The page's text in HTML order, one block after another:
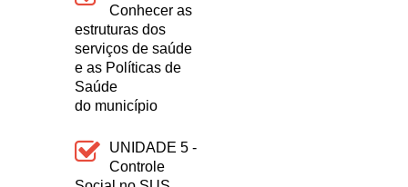
Conhecer as
estruturas dos
serviços de saúde
e as Políticas de
Saúde
do município
UNIDADE 5 -
Controle